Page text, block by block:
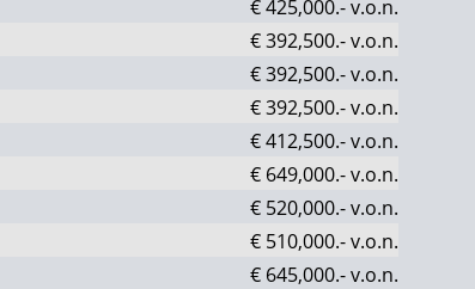
€ 425,000.-v.o.n.
€ 392,500.-v.o.n.
€ 392,500.-v.o.n.
€ 392,500.-v.o.n.
€ 412,500.-v.o.n.
€ 649,000.-v.o.n.
€ 520,000.-v.o.n.
€ 510,000.-v.o.n.
€ 645,000.-v.o.n.